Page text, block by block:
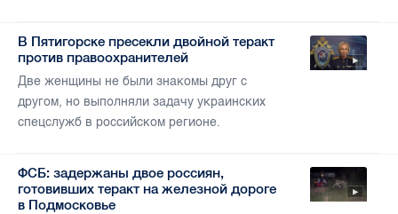
В Пятигорске пресекли двойной теракт
против правоохранителей
Две женщины не были знакомы друг с
другом, но выполняли задачу украинских
спецслужб в российском регионе.
ФСБ: задержаны двое россиян,
готовивших теракт на железной дороге
в Подмосковье